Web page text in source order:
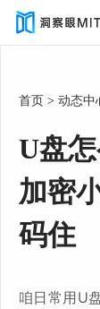
首页 > 动态中
U盘
加密
码住
咱日常用U